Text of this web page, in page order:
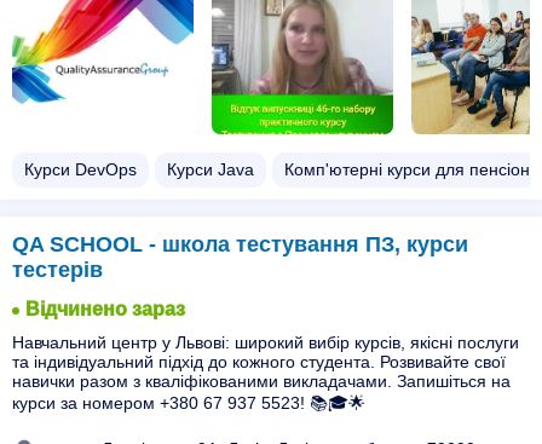
Курси DevOps Курси Java Комп'ютерні курси для
QA SCHOOL - школа тестування ПЗ, курси
тестерів
Відчинено зараз
Навчальний центр у Львові: широкий вибір курсів, якісні послуги
та індивідуальний підхід до кожного студента. Розвивайте свої
навички разом з кваліфікованими викладачами. Запишіться на
курси за номером +380 67 937 5523! 📚🎓🌟